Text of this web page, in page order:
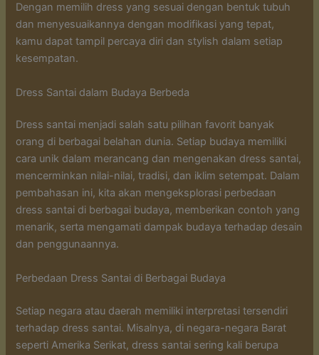
Dengan memilih dress yang sesuai dengan bentuk tubuh
dan menyesuaikannya dengan modifikasi yang tepat,
kamu dapat tampil percaya diri dan stylish dalam setiap
kesempatan.
Dress Santai dalam Budaya Berbeda
Dress santai menjadi salah satu pilihan favorit banyak
orang di berbagai belahan dunia. Setiap budaya memiliki
cara unik dalam merancang dan mengenakan dress santai,
mencerminkan nilai-nilai, tradisi, dan iklim setempat. Dalam
pembahasan ini, kita akan mengeksplorasi perbedaan
dress santai di berbagai budaya, memberikan contoh yang
menarik, serta mengamati dampak budaya terhadap desain
dan penggunaannya.
Perbedaan Dress Santai di Berbagai Budaya
Setiap negara atau daerah memiliki interpretasi tersendiri
terhadap dress santai. Misalnya, di negara-negara Barat
seperti Amerika Serikat, dress santai sering kali berupa